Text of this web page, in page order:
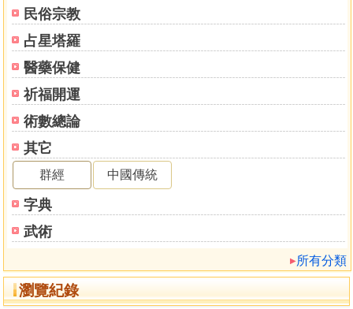
民俗宗教
占星塔羅
醫藥保健
祈福開運
術數總論
其它
群經 中國傳統
字典
武術
所有分類
瀏覽紀錄